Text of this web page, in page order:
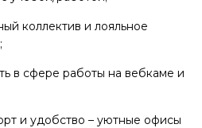
коллектив и лояльное
в сфере работы на вебкаме и
и удобство – уютные офисы